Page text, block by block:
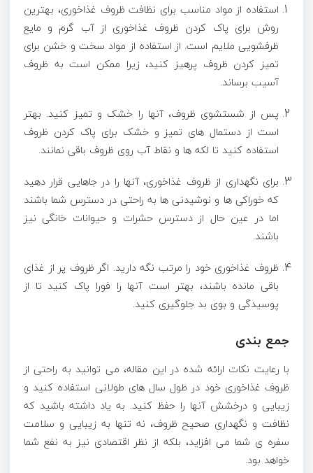
استفاده از مواد مناسب برای نظافت ظروف غذاخوری، بهترین
روش برای پاک کردن ظروف غذاخوری از آب گرم و مایع
ظرفشویی ملایم است. از استفاده از مواد سخت و خشن برای
تمیز کردن ظروف پرهیز کنید، زیرا ممکن است به ظروف
آسیب برساند.
پس از شستشوی ظروف، آنها را خشک و تمیز کنید. بهتر
است از دستمال های تمیز و خشک برای پاک کردن ظروف
استفاده کنید تا لکه ها و نقاط آب روی ظروف باقی نمانند.
برای نگهداری از ظروف غذاخوری، آنها را در جاهایی قرار دهید
که خوراکی ها و نوشیدنی ها به راحتی در دسترس شما باشند
اما در عین حال از دسترس حشرات و حیوانات خانگی نیز
باشند.
ظروف غذاخوری خود را مرتب نگه دارید. اگر ظروف پر از غذای
باقی مانده باشند، بهتر است آنها را فورا پاک کنید تا از
پوسیدگی و بوی بد جلوگیری کنید.
جمع بندی
با رعایت نکات ارائه شده در این مقاله، می توانید به راحتی از
ظروف غذاخوری خود در طول سال های طولانی استفاده کنید و
زیبایی و درخشش آنها را حفظ کنید. به یاد داشته باشید که
نظافت و نگهداری صحیح ظروف، نه تنها به زیبایی و سلامت
سفره ی شما می افزاید، بلکه از نظر اقتصادی نیز به نفع شما
خواهد بود.